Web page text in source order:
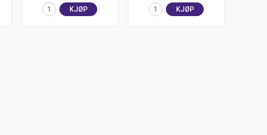
KJØP KJØP